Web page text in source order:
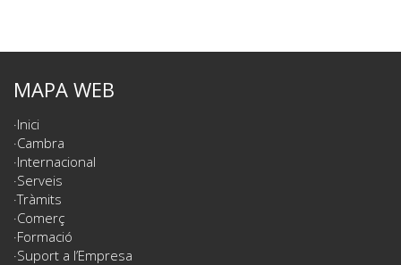
MAPA WEB
Inici
Cambra
Internacional
Serveis
Tràmits
Comerç
Formació
Suport a l’Empresa